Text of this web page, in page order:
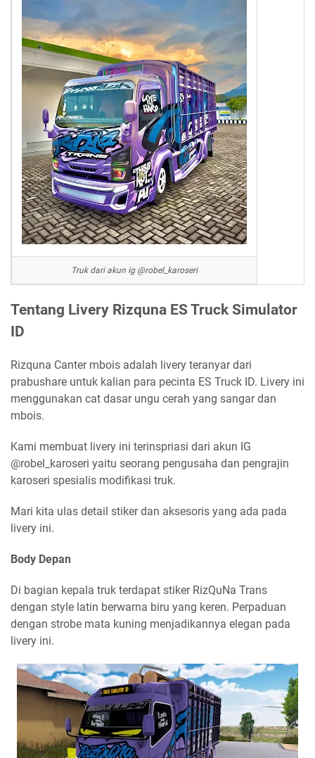
Truk dari akun ig @robel_karoseri
Tentang Livery Rizquna ES Truck Simulator
ID
Rizquna Canter mbois adalah livery teranyar dari
prabushare untuk kalian para pecinta ES Truck ID. Livery ini
menggunakan cat dasar ungu cerah yang sangar dan
mbois.
Kami membuat livery ini terinspriasi dari akun IG
@robel_karoseri yaitu seorang pengusaha dan pengrajin
karoseri spesialis modifikasi truk.
Mari kita ulas detail stiker dan aksesoris yang ada pada
livery ini.
Body Depan
Di bagian kepala truk terdapat stiker RizQuNa Trans
dengan style latin berwarna biru yang keren. Perpaduan
dengan strobe mata kuning menjadikannya elegan pada
livery ini.